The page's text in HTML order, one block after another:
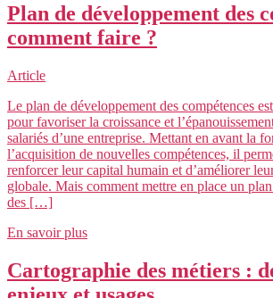
Plan de développement des
comment faire ?
Article
Le plan de développement des compétences
pour favoriser la croissance et
salariés d’une entreprise. Mettant en avant la
l’acquisition de nouvelles compétences, il
renforcer leur capital humain et d’améliorer
globale. Mais comment mettre en place un
des […]
En savoir plus
Cartographie des métiers :